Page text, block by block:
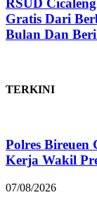
RSUD
Gratis Dari
Bulan Dan
TERKINI
Polres Bireuen
Kerja Wakil
07/08/2026